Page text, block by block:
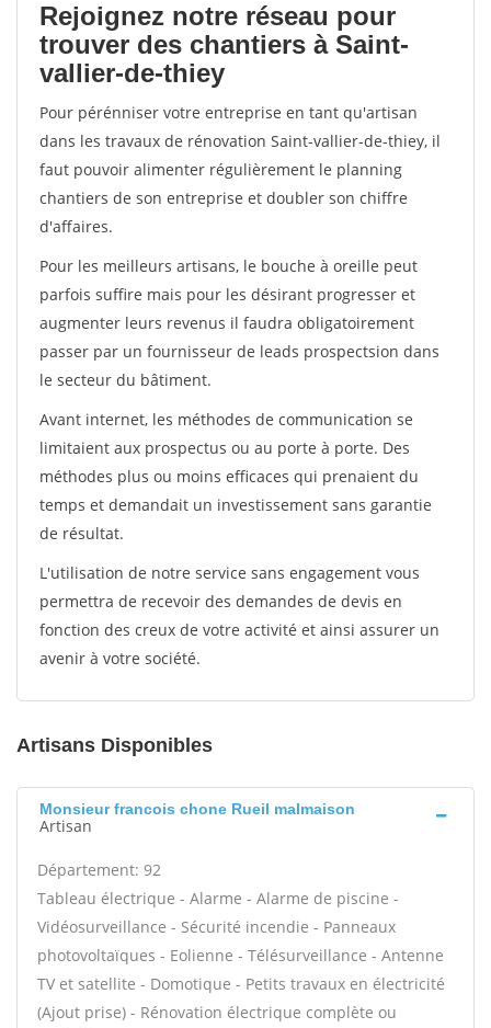
Rejoignez notre réseau pour
trouver des chantiers à Saint-
vallier-de-thiey
Pour pérénniser votre entreprise en tant qu'artisan
dans les travaux de rénovation Saint-vallier-de-thiey, il
faut pouvoir alimenter régulièrement le planning
chantiers de son entreprise et doubler son chiffre
d'affaires.
Pour les meilleurs artisans, le bouche à oreille peut
parfois suffire mais pour les désirant progresser et
augmenter leurs revenus il faudra obligatoirement
passer par un fournisseur de leads prospectsion dans
le secteur du bâtiment.
Avant internet, les méthodes de communication se
limitaient aux prospectus ou au porte à porte. Des
méthodes plus ou moins efficaces qui prenaient du
temps et demandait un investissement sans garantie
de résultat.
L'utilisation de notre service sans engagement vous
permettra de recevoir des demandes de devis en
fonction des creux de votre activité et ainsi assurer un
avenir à votre société.
Artisans Disponibles
Monsieur francois chone Rueil malmaison
Artisan
Département: 92
Tableau électrique - Alarme - Alarme de piscine -
Vidéosurveillance - Sécurité incendie - Panneaux
photovoltaïques - Eolienne - Télésurveillance - Antenne
TV et satellite - Domotique - Petits travaux en électricité
(Ajout prise) - Rénovation électrique complète ou